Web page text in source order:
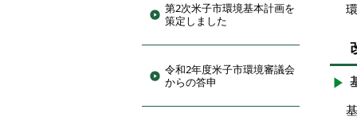
第2次米子市環境基本計画を
策定しました
令和2年度米子市環境審議会
からの答申